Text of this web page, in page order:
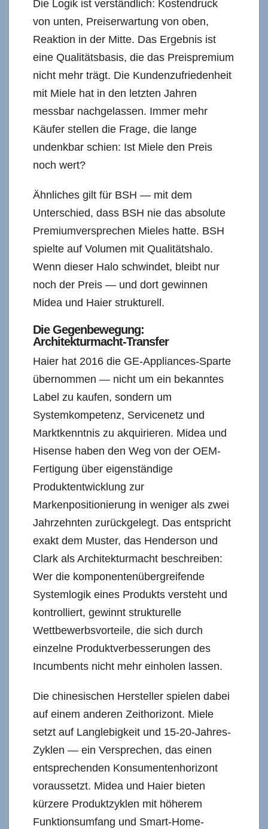
Die Logik ist verständlich: Kostendruck
von unten, Preiserwartung von oben,
Reaktion in der Mitte. Das Ergebnis ist
eine Qualitätsbasis, die das Preispremium
nicht mehr trägt. Die Kundenzufriedenheit
mit Miele hat in den letzten Jahren
messbar nachgelassen. Immer mehr
Käufer stellen die Frage, die lange
undenkbar schien: Ist Miele den Preis
noch wert?
Ähnliches gilt für BSH — mit dem
Unterschied, dass BSH nie das absolute
Premiumversprechen Mieles hatte. BSH
spielte auf Volumen mit Qualitätshalo.
Wenn dieser Halo schwindet, bleibt nur
noch der Preis — und dort gewinnen
Midea und Haier strukturell.
Die Gegenbewegung:
Architekturmacht-Transfer
Haier hat 2016 die GE-Appliances-Sparte
übernommen — nicht um ein bekanntes
Label zu kaufen, sondern um
Systemkompetenz, Servicenetz und
Marktkenntnis zu akquirieren. Midea und
Hisense haben den Weg von der OEM-
Fertigung über eigenständige
Produktentwicklung zur
Markenpositionierung in weniger als zwei
Jahrzehnten zurückgelegt. Das entspricht
exakt dem Muster, das Henderson und
Clark als Architekturmacht beschreiben:
Wer die komponentenübergreifende
Systemlogik eines Produkts versteht und
kontrolliert, gewinnt strukturelle
Wettbewerbsvorteile, die sich durch
einzelne Produktverbesserungen des
Incumbents nicht mehr einholen lassen.
Die chinesischen Hersteller spielen dabei
auf einem anderen Zeithorizont. Miele
setzt auf Langlebigkeit und 15-20-Jahres-
Zyklen — ein Versprechen, das einen
entsprechenden Konsumentenhorizont
voraussetzt. Midea und Haier bieten
kürzere Produktzyklen mit höherem
Funktionsumfang und Smart-Home-